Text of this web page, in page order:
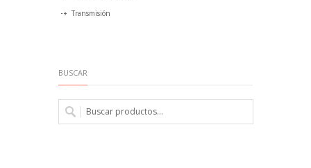
Transmisión
BUSCAR